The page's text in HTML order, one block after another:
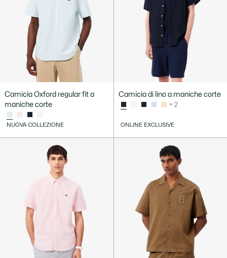
Camicia Oxford regular fit a
maniche corte
NUOVA COLLEZIONE
Camicia di lino a maniche corte
+ 2
ONLINE EXCLUSIVE